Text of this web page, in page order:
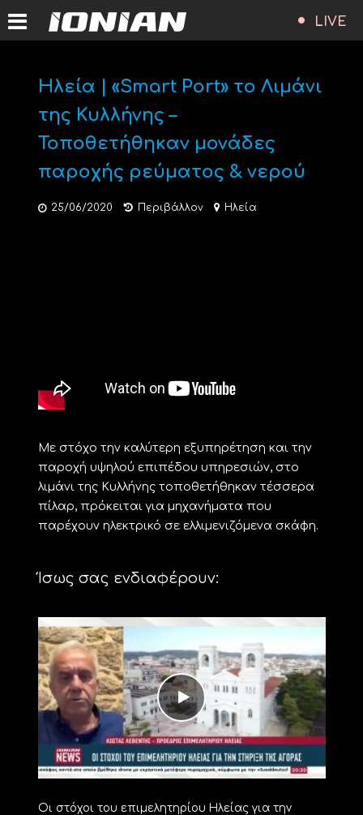
LIVE
Ηλεία | «Smart Port» το Λιμάνι
της Κυλλήνης –
Τοποθετήθηκαν μονάδες
παροχής ρεύματος & νερού
25/06/2020 Περιβάλλον Ηλεία
Με στόχο την καλύτερη εξυπηρέτηση και την
παροχή υψηλού επιπέδου υπηρεσιών, στο
λιμάνι της Κυλλήνης τοποθετήθηκαν τέσσερα
πίλαρ, πρόκειται για μηχανήματα που
παρέχουν ηλεκτρικό σε ελλιμενιζόμενα σκάφη.
Ίσως σας ενδιαφέρουν:
Οι στόχοι του επιμελητηρίου Ηλείας για την